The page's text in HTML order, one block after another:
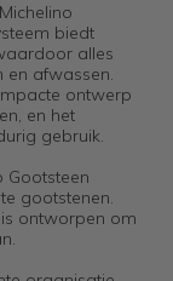
biedt
alles
en afwassen.
ontwerp
en het
gebruik.
Gootsteen
gootstenen.
ontworpen om